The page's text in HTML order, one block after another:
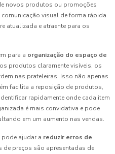
novos produtos ou promoções
visual de forma rápida
atualizada e atraente para os
para a organização do espaço de
produtos claramente visíveis, os
nas prateleiras. Isso não apenas
facilita a reposição de produtos,
rapidamente onde cada item
é mais convidativa e pode
em um aumento nas vendas.
ajudar a reduzir erros de
de preços são apresentadas de